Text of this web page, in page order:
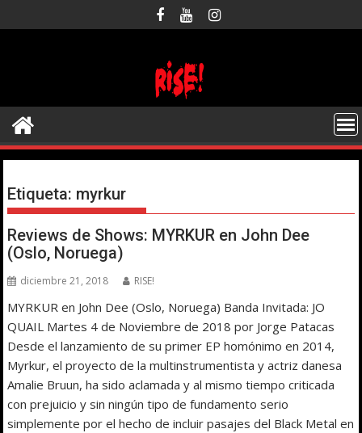
al
Etiqueta: myrkur
Reviews de Shows: MYRKUR en John Dee
(Oslo, Noruega)
diciembre 21, 2018 RISE!
MYRKUR en John Dee (Oslo, Noruega) Banda Invitada: JO
QUAIL Martes 4 de Noviembre de 2018 por Jorge Patacas
Desde el lanzamiento de su primer EP homónimo en 2014,
Myrkur, el proyecto de la multinstrumentista y actriz danesa
Amalie Bruun, ha sido aclamada y al mismo tiempo criticada
con prejuicio y sin ningún tipo de fundamento serio
simplemente por el hecho de incluir pasajes del Black Metal en